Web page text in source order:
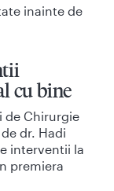
inainte de
cu bine
de Chirurgie
dr. Hadi
interventii la
premiera